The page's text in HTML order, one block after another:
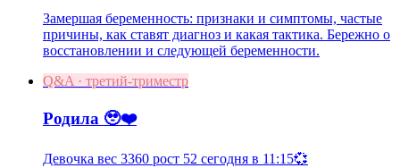
Замершая беременность: признаки и симптомы, частые
причины, как ставят диагноз и какая тактика. Бережно о
восстановлении и следующей беременности.
Q&A · третий-триместр
Родила 🥹❤️
Девочка вес 3360 рост 52 сегодня в 11:15💞